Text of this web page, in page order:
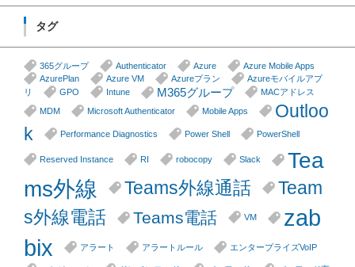
タグ
365グループ Authenticator Azure
Azure Mobile Apps
AzurePlan
Azure VM Azureプラン
Azureモバイルアプ
リ
GPO Intune M365グループ
MACアドレス
MDM
Microsoft Authenticator Mobile Apps
Outloo
k
Performance Diagnostics Power Shell PowerShell
Reserved Instance RI robocopy Slack
Tea
ms外線
Teams外線通話
Team
s外線電話
Teams電話 VM
zab
bix
アラート アラートルール エンタープライズVoIP